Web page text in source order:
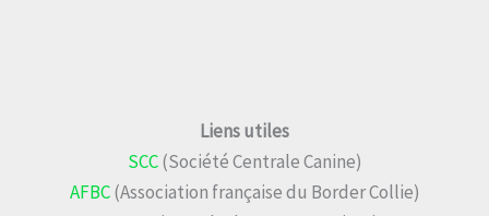
Liens utiles
SCC(Société Centrale Canine)
AFBC(Association française du Border Collie)